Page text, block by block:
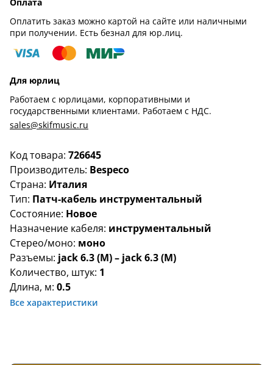
Код товара: 726645
Производитель: Bespeco
Страна: Италия
Тип: Патч-кабель инструментальный
Состояние: Новое
Назначение кабеля: инструментальный
Стерео/моно: моно
Разъемы: jack 6.3 (M) – jack 6.3 (M)
Количество, штук: 1
Длина, м: 0.5
Все характеристики
Оплатить заказ можно картой на сайте или наличными
при получении. Есть безнал для юр.лиц.
Для юрлиц
Работаем с юрлицами, корпоративными и
государственными клиентами. Работаем с НДС.
sales@skifmusic.ru